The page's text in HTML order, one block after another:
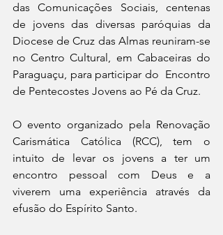
das Comunicações Sociais, centenas
de jovens das diversas paróquias da
Diocese de Cruz das Almas reuniram-se
no Centro Cultural, em Cabaceiras do
Paraguaçu, para participar do  Encontro
de Pentecostes Jovens ao Pé da Cruz.
O evento organizado pela Renovação
Carismática Católica (RCC), tem o
intuito de levar os jovens a ter um
encontro pessoal com Deus e a
viverem uma experiência através da
efusão do Espírito Santo.